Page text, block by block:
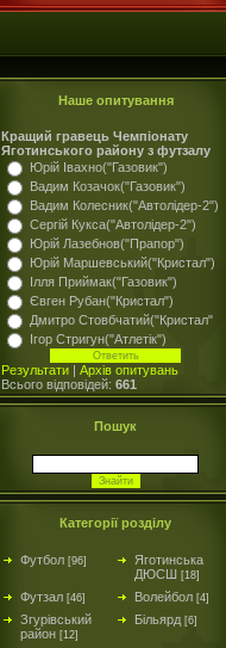
Наше опитування
Кращий гравець Чемпіонату
Яготинського району з футзалу
Юрій Івахно("Газовик")
Вадим Козачок("Газовик")
Вадим Колесник("Автолідер-2")
Сергій Кукса("Автолідер-2")
Юрій Лазебнов("Прапор")
Юрій Маршевський("Кристал")
Ілля Приймак("Газовик")
Євген Рубан("Кристал")
Дмитро Стовбчатий("Кристал"
Ігор Стригун("Атлетік")
Результати | Архів опитувань
Всього відповідей: 661
Пошук
Категорії розділу
Футбол [96]
Яготинська
ДЮСШ [18]
Футзал [46] Волейбол [4]
Згурівський
район [12]
Більярд [6]